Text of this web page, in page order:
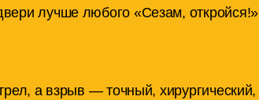
лучше любого «Сезам, откройся!»
а взрыв — точный, хирургический,